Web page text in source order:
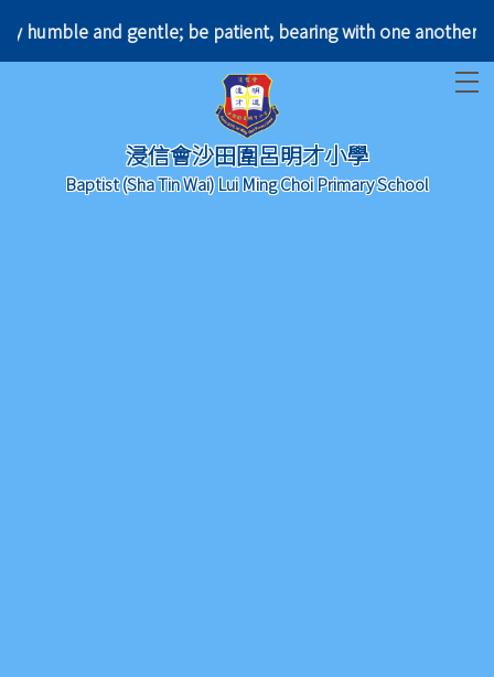
and gentle; be patient, bearing with one another in
浸信會沙田圍呂明才小學
Baptist (Sha Tin Wai) Lui Ming Choi Primary School